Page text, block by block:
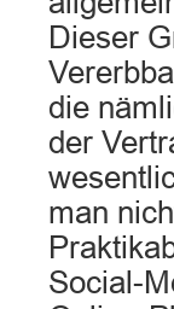
Dieser
die
der
man
Social-